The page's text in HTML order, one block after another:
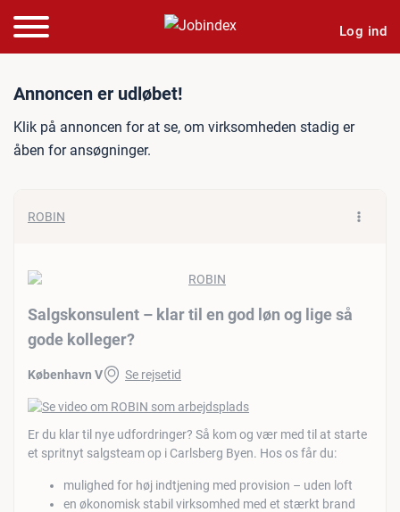
Log ind
Jobannonce:
Annoncen er udløbet!
Klik på annoncen for at se, om virksomheden stadig er
åben for ansøgninger.
ROBIN
Salgskonsulent – klar til en god løn og lige så
gode kolleger?
København V Se rejsetid
Er du klar til nye udfordringer? Så kom og vær med til at starte
et spritnyt salgsteam op i Carlsberg Byen. Hos os får du:
mulighed for høj indtjening med provision – uden loft
en økonomisk stabil virksomhed med et stærkt brand